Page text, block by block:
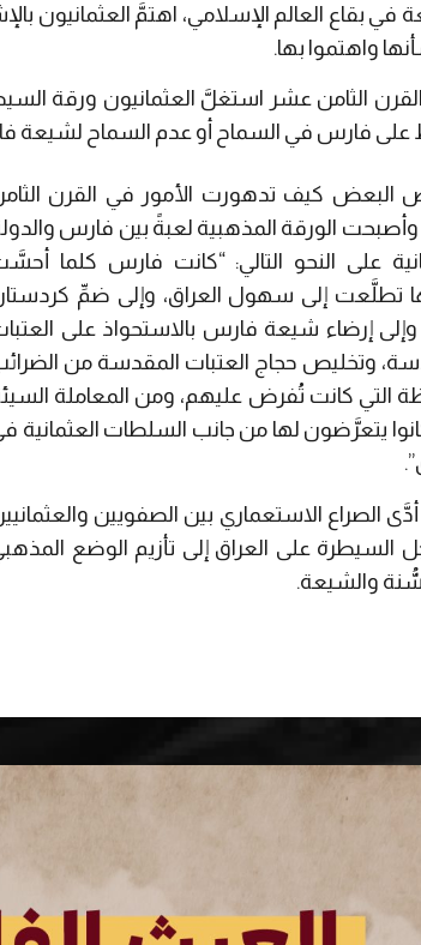
في بقاع العالم الإسلامي، اهتمَّ العثمانيون
واهتموا بها.
الثامن عشر استغلَّ العثمانيون ورقة
فارس في السماح أو عدم السماح لشيعة
البعض كيف تدهورت الأمور في القرن
الورقة المذهبية لعبةً بين فارس
على النحو التالي: “كانت فارس كلما
تطلَّعت إلى سهول العراق، وإلى ضمِّ
وإلى إرضاء شيعة فارس بالاستحواذ على
وتخليص حجاج العتبات المقدسة من
التي كانت تُفرض عليهم، ومن المعاملة
يتعرَّضون لها من جانب السلطات العثمانية
الصراع الاستعماري بين الصفويين
السيطرة على العراق إلى تأزيم الوضع
والشيعة.